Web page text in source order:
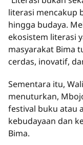
literasi mencakup
hingga budaya.
ekosistem literasi
masyarakat Bima
cerdas, inovatif,
Sementara itu,
menuturkan,
festival buku atau
kebudayaan dan
Bima.